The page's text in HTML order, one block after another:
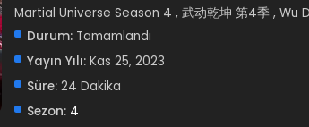
Martial Universe Season 4 , 武动乾坤 第4季 , Wu
Durum: Tamamlandı
Yayın Yılı: Kas 25, 2023
Süre: 24 Dakika
Sezon: 4